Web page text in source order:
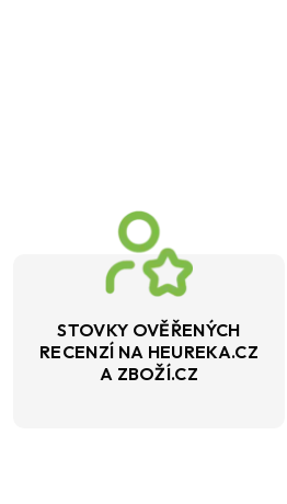
STOVKY OVĚŘENÝCH
RECENZÍ NA HEUREKA.CZ
A ZBOŽÍ.CZ